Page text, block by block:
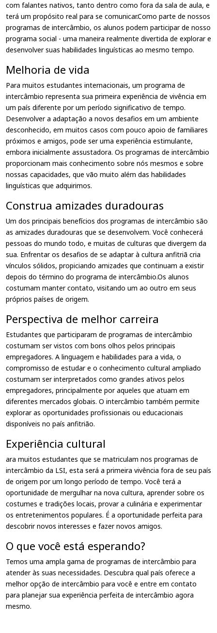
com falantes nativos, tanto dentro como fora da sala de aula, e
terá um propósito real para se comunicar.Como parte de nossos
programas de intercâmbio, os alunos podem participar de nosso
programa social - uma maneira realmente divertida de explorar e
desenvolver suas habilidades linguísticas ao mesmo tempo.
Melhoria de vida
Para muitos estudantes internacionais, um programa de
intercâmbio representa sua primeira experiência de vivência em
um país diferente por um período significativo de tempo.
Desenvolver a adaptação a novos desafios em um ambiente
desconhecido, em muitos casos com pouco apoio de familiares
próximos e amigos, pode ser uma experiência estimulante,
embora inicialmente assustadora. Os programas de intercâmbio
proporcionam mais conhecimento sobre nós mesmos e sobre
nossas capacidades, que vão muito além das habilidades
linguísticas que adquirimos.
Construa amizades duradouras
Um dos principais benefícios dos programas de intercâmbio são
as amizades duradouras que se desenvolvem. Você conhecerá
pessoas do mundo todo, e muitas de culturas que divergem da
sua. Enfrentar os desafios de se adaptar à cultura anfitriã cria
vínculos sólidos, propiciando amizades que continuam a existir
depois do término do programa de intercâmbio.Os alunos
costumam manter contato, visitando um ao outro em seus
próprios países de origem.
Perspectiva de melhor carreira
Estudantes que participaram de programas de intercâmbio
costumam ser vistos com bons olhos pelos principais
empregadores. A linguagem e habilidades para a vida, o
compromisso de estudar e o conhecimento cultural ampliado
costumam ser interpretados como grandes ativos pelos
empregadores, principalmente por aqueles que atuam em
diferentes mercados globais. O intercâmbio também permite
explorar as oportunidades profissionais ou educacionais
disponíveis no país anfitrião.
Experiência cultural
ara muitos estudantes que se matriculam nos programas de
intercâmbio da LSI, esta será a primeira vivência fora de seu país
de origem por um longo período de tempo. Você terá a
oportunidade de mergulhar na nova cultura, aprender sobre os
costumes e tradições locais, provar a culinária e experimentar
os entretenimentos populares. É a oportunidade perfeita para
descobrir novos interesses e fazer novos amigos.
O que você está esperando?
Temos uma ampla gama de programas de intercâmbio para
atender às suas necessidades. Descubra qual país oferece a
melhor opção de intercâmbio para você e entre em contato
para planejar sua experiência perfeita de intercâmbio agora
mesmo.